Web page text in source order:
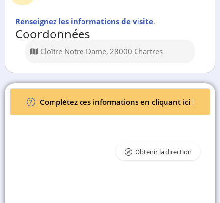
Renseignez les informations de visite.
Coordonnées
Cloître Notre-Dame, 28000 Chartres
Complétez ces informations en cliquant ici !
Obtenir la direction